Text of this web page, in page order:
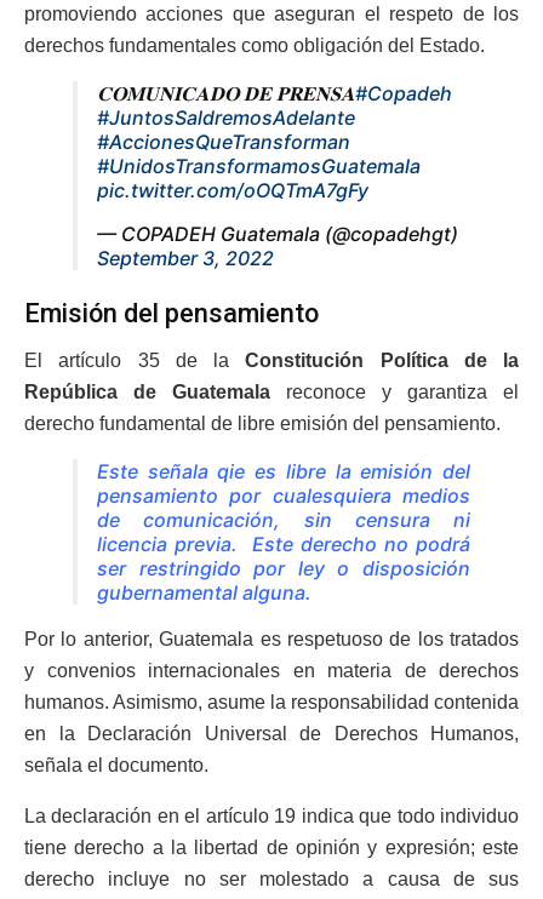
promoviendo acciones que aseguran el respeto de los
derechos fundamentales como obligación del Estado.
𝐂𝐎𝐌𝐔𝐍𝐈𝐂𝐀𝐃𝐎 𝐃𝐄 𝐏𝐑𝐄𝐍𝐒𝐀#Copadeh
#JuntosSaldremosAdelante
#AccionesQueTransforman
#UnidosTransformamosGuatemala
pic.twitter.com/oOQTmA7gFy
— COPADEH Guatemala (@copadehgt)
September 3, 2022
Emisión del pensamiento
El artículo 35 de laConstitución Política de la
República de Guatemala reconoce y garantiza el
derecho fundamental de libre emisión del pensamiento.
Este señala qie es libre la emisión del
pensamiento por cualesquiera medios
de comunicación, sin censura ni
licencia previa. Este derecho no podrá
ser restringido por ley o disposición
gubernamental alguna.
Por lo anterior, Guatemala es respetuoso de los tratados
y convenios internacionales en materia de derechos
humanos. Asimismo, asume la responsabilidad contenida
en la Declaración Universal de Derechos Humanos,
señala el documento.
La declaración en el artículo 19 indica que todo individuo
tiene derecho a la libertad de opinión y expresión; este
derecho incluye no ser molestado a causa de sus